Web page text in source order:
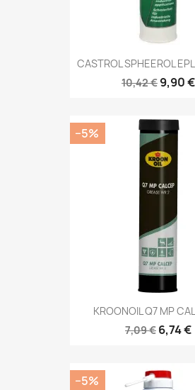
CASTROL SPHEEROL
10,42 € 9,90 €
KROONOIL Q7 MP
7,09 € 6,74 €
−5%
−5%